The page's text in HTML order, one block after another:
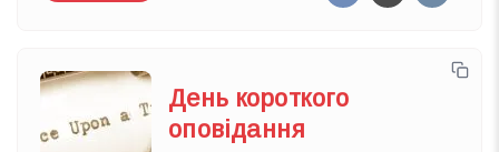
День короткого
оповідання